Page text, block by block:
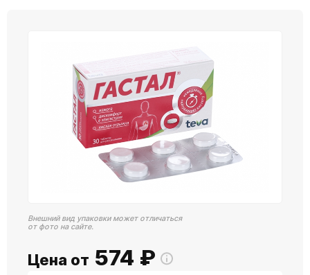
Внешний вид упаковки может отличаться
от фото на сайте.
Цена от 574 ₽